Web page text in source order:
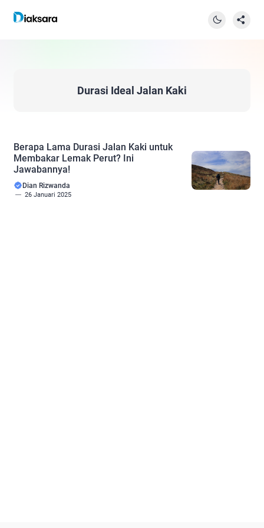
Durasi Ideal Jalan Kaki
Berapa Lama Durasi Jalan Kaki untuk
Membakar Lemak Perut? Ini
Jawabannya!
Dian Rizwanda
26 Januari 2025